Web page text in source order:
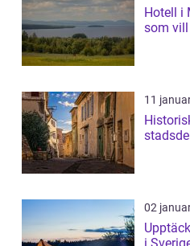
Hotell i
som
11
02